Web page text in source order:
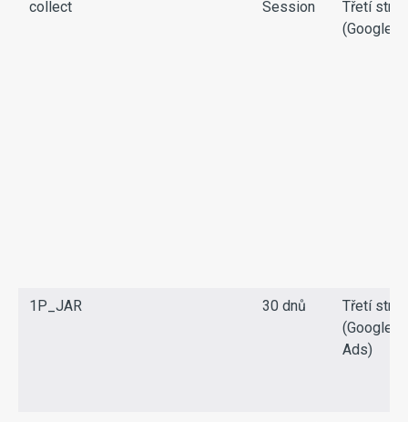
collect Session
Třetí
(Google)
1P_JAR 30 dnů
Třetí
(Google
Ads)